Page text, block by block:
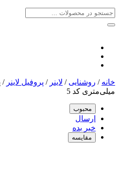
خانه / روشنایی / لاینر / پروفیل لاینر /
میلی‌متری کد 5
محبوب
ارسال
خبر بده
مقایسه